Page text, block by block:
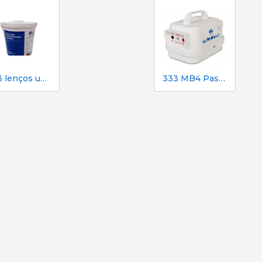
333 lenços umedecidos para porcas durante a inseminação 333 MB4 Pastor elétrico alimentado por bateria para cães e cavalos